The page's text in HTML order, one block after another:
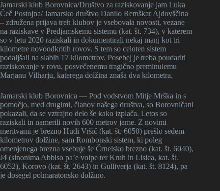
Jamarski klub Borovnica/Društvo za raziskovanje jam Luka
Čeč Postojna/ Jamarsko društvo Danilo Remškar Ajdovščina
– združena prijava treh klubov je vsebovala novosti, vezane
na raziskave v Predjamskemu sistemu (kat. št. 734), v katerem
so v letu 2020 raziskali in dokumentirali nekaj manj kot tri
kilometre novoodkritih rovov. S tem so celoten sistem
podaljšali na slabih 17 kilometrov. Posebej je treba poudariti
raziskovanje v rovu, posvečenemu tragično preminulemu
Marjanu Vilharju, katerega dolžina znaša dva kilometra.
Jamarski klub Borovnica — Pod vodstvom Mitje Mrška in s
pomočjo, med drugimi, članov našega društva, so Borovničani
pokazali, da se vztrajno delo še kako izplača. Letos so
raziskali in namerili novih 600 metrov jame. Z novimi
meritvami je brezno Hudi Vršič (kat. št. 6050) prešlo sedem
kilometrov dolžine, sam Rombonski sistem, ki poleg
omenjenega brezna vsebuje še Črnelsko brezno (kat. št. 6040),
J4 (sinonima Abbiso pa’e volpe ter Kruh in Lisica, kat. št.
6052), Korovo (kat. št. 2643) in Gulliverja (kat. št. 8124), pa
je dosegel polmaratonsko dolžino.